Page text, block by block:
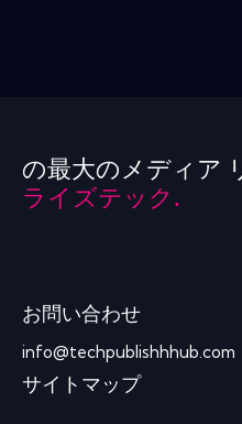
の最大のメディア
ライズテック.
お問い合わせ
info@techpublishhhub.com
サイトマップ